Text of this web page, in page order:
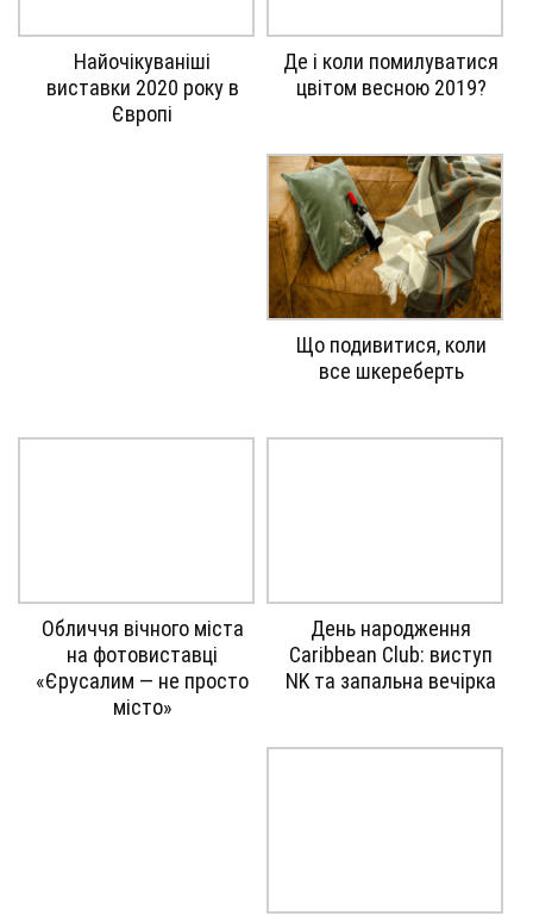
Gallery
image
Найочікуваніші
виставки 2020 року в
Європі
Gallery
image
Де і коли помилуватися
цвітом весною 2019?
Gallery
image
Що подивитися, коли
все шкереберть
Gallery
image
with
Обличчя вічного міста
на фотовиставці
«Єрусалим — не просто
місто»
Gallery
image
with
День народження
Caribbean Club: виступ
NK та запальна вечірка